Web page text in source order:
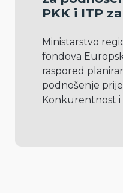
PKK i ITP
Ministarstvo
fondova
raspored
podnošenje
Konkurentnost i